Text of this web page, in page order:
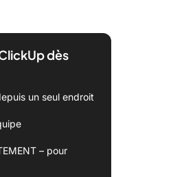
dès
un seul endroit
– pour